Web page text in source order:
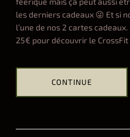
n
d
08.23.2022
les derniers cadeaux 😜 Et si
l’une de nos 2 cartes cadeaux.
25€ pour découvrir le CrossFit
CONTINUE
o